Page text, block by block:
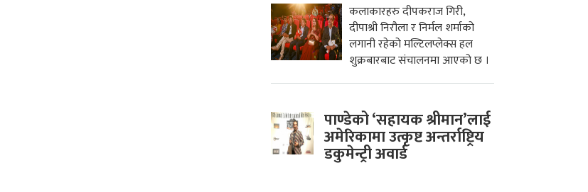
कलाकारहरु दीपकराज गिरी,
दीपाश्री निरौला र निर्मल शर्माको
लगानी रहेको मल्टिलप्लेक्स हल
शुक्रबारबाट संचालनमा आएको छ ।
पाण्डेको ‘सहायक श्रीमान’लाई
अमेरिकामा उत्कृष्ट अन्तर्राष्ट्रिय
डकुमेन्ट्री अवार्ड